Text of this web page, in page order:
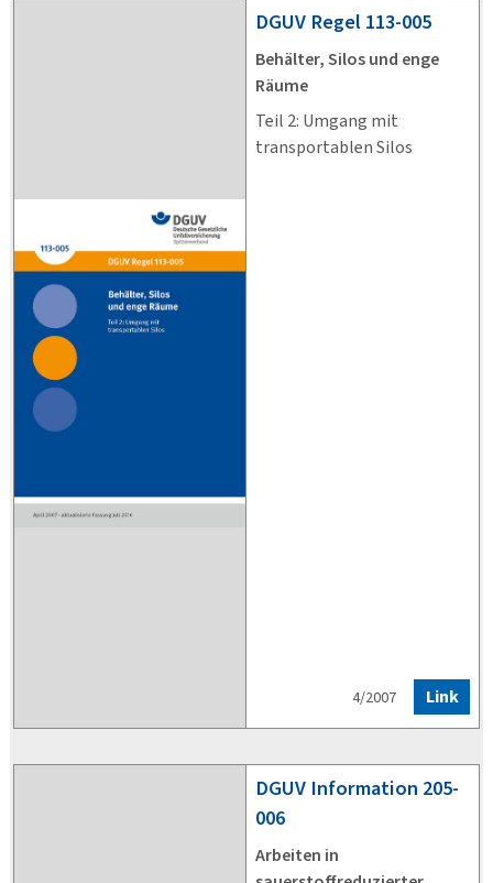
DGUV Regel 113-005
Behälter, Silos und enge
Räume
Teil 2: Umgang mit
transportablen Silos
4/2007 Link
DGUV Information 205-
006
Arbeiten in